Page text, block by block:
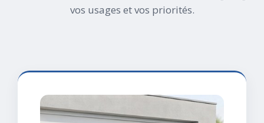
vos usages et vos priorités.